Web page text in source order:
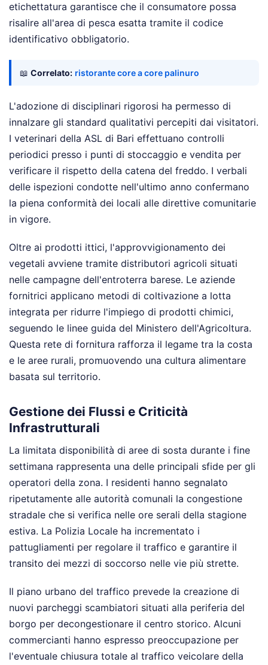
etichettatura garantisce che il consumatore possa
risalire all'area di pesca esatta tramite il codice
identificativo obbligatorio.
📖 Correlato: ristorante core a core palinuro
L'adozione di disciplinari rigorosi ha permesso di
innalzare gli standard qualitativi percepiti dai visitatori.
I veterinari della ASL di Bari effettuano controlli
periodici presso i punti di stoccaggio e vendita per
verificare il rispetto della catena del freddo. I verbali
delle ispezioni condotte nell'ultimo anno confermano
la piena conformità dei locali alle direttive comunitarie
in vigore.
Oltre ai prodotti ittici, l'approvvigionamento dei
vegetali avviene tramite distributori agricoli situati
nelle campagne dell'entroterra barese. Le aziende
fornitrici applicano metodi di coltivazione a lotta
integrata per ridurre l'impiego di prodotti chimici,
seguendo le linee guida del Ministero dell'Agricoltura.
Questa rete di fornitura rafforza il legame tra la costa
e le aree rurali, promuovendo una cultura alimentare
basata sul territorio.
Gestione dei Flussi e Criticità
Infrastrutturali
La limitata disponibilità di aree di sosta durante i fine
settimana rappresenta una delle principali sfide per gli
operatori della zona. I residenti hanno segnalato
ripetutamente alle autorità comunali la congestione
stradale che si verifica nelle ore serali della stagione
estiva. La Polizia Locale ha incrementato i
pattugliamenti per regolare il traffico e garantire il
transito dei mezzi di soccorso nelle vie più strette.
Il piano urbano del traffico prevede la creazione di
nuovi parcheggi scambiatori situati alla periferia del
borgo per decongestionare il centro storico. Alcuni
commercianti hanno espresso preoccupazione per
l'eventuale chiusura totale al traffico veicolare della